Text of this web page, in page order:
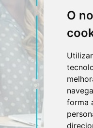
O
forma
Contato
(45)
Redes